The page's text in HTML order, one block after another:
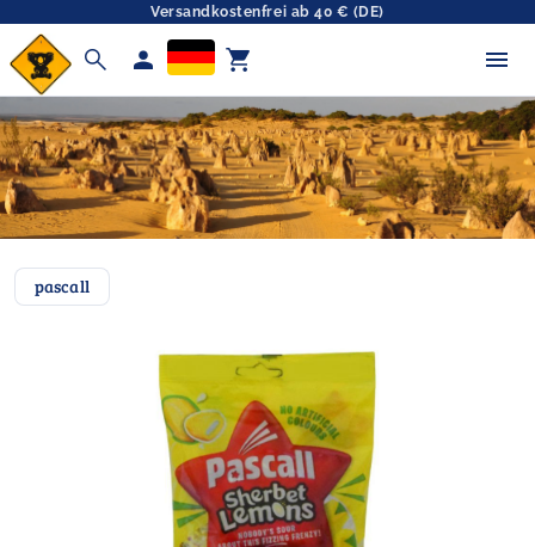
Versandkostenfrei ab 40 € (DE)
search person shopping_cart
pascall